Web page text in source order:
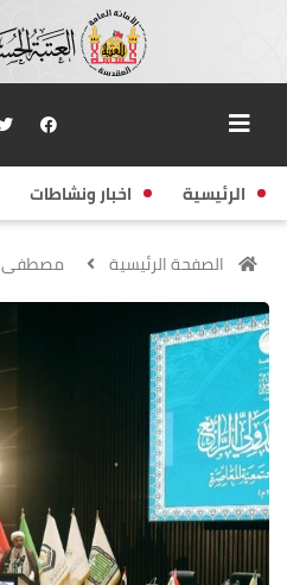
الرئيسية اخبار ونشاطات
الصفحة الرئيسية مصطفى